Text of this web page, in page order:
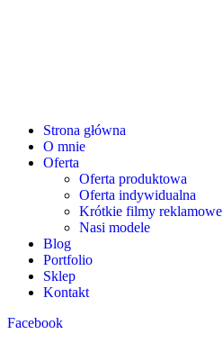
Strona główna
O mnie
Oferta
Oferta produktowa
Oferta indywidualna
Krótkie filmy reklamowe
Nasi modele
Blog
Portfolio
Sklep
Kontakt
Facebook